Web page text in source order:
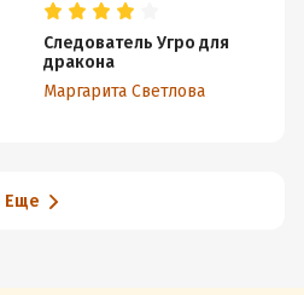
Следователь Угро для
дракона
Маргарита Светлова
Еще